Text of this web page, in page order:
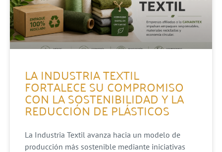
LA INDUSTRIA TEXTIL
FORTALECE SU COMPROMISO
CON LA SOSTENIBILIDAD Y LA
REDUCCIÓN DE PLÁSTICOS
La Industria Textil avanza hacia un modelo de
producción más sostenible mediante iniciativas